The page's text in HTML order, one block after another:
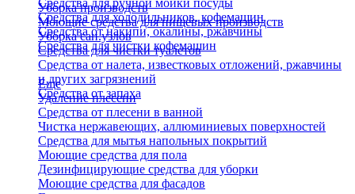
Средства для ручной мойки посуды
Средства для холодильников, кофемашин
Средства от накипи, окалины, ржавчины
Средства для чистки кофемашин
Уборка производств
Моющие средства для пищевых производств
Уборка сан.узлов
Средства для чистки туалетов
Средства от налета, известковых отложений, ржавчины
и других загрязнений
Средства от запаха
Еще
Удаление плесени
Средства от плесени в ванной
Чистка нержавеющих, аллюминиевых поверхностей
Средства для мытья напольных покрытий
Моющие средства для пола
Дезинфицирующие средства для уборки
Моющие средства для фасадов